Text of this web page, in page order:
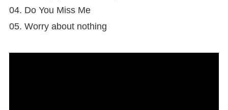
04. Do You Miss Me
05. Worry about nothing